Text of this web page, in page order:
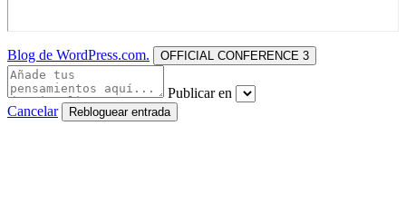
Blog de WordPress.com. OFFICIAL CONFERENCE 3
Publicar en
Cancelar